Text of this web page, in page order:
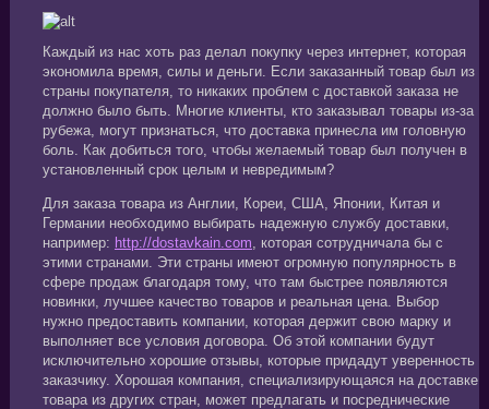
Каждый из нас хоть раз делал покупку через интернет, которая
экономила время, силы и деньги. Если заказанный товар был из
страны покупателя, то никаких проблем с доставкой заказа не
должно было быть. Многие клиенты, кто заказывал товары из-за
рубежа, могут признаться, что доставка принесла им головную
боль. Как добиться того, чтобы желаемый товар был получен в
установленный срок целым и невредимым?
Для заказа товара из Англии, Кореи, США, Японии, Китая и
Германии необходимо выбирать надежную службу доставки,
например: http://dostavkain.com, которая сотрудничала бы с
этими странами. Эти страны имеют огромную популярность в
сфере продаж благодаря тому, что там быстрее появляются
новинки, лучшее качество товаров и реальная цена. Выбор
нужно предоставить компании, которая держит свою марку и
выполняет все условия договора. Об этой компании будут
исключительно хорошие отзывы, которые придадут уверенность
заказчику. Хорошая компания, специализирующаяся на доставке
товара из других стран, может предлагать и посреднические